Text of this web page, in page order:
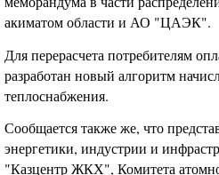
акиматом области и АО "ЦАЭК".
Для перерасчета потребителям
разработан новый алгоритм
теплоснабжения.
Сообщается также же, что
энергетики, индустрии и
"Казцентр ЖКХ", Комитета